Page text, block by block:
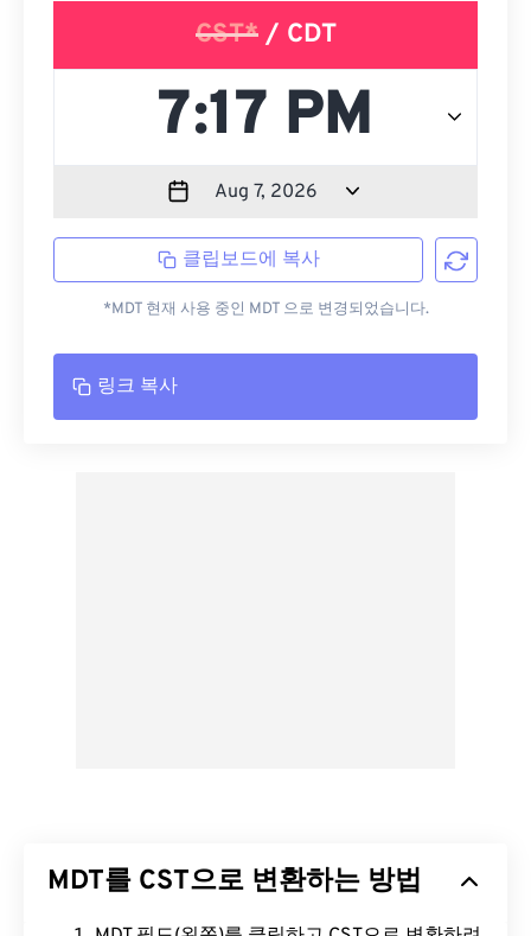
CST*/ CDT
클립보드에 복사
*MDT 현재 사용 중인 MDT 으로 변경되었습니다.
링크 복사
MDT를 CST으로 변환하는 방법